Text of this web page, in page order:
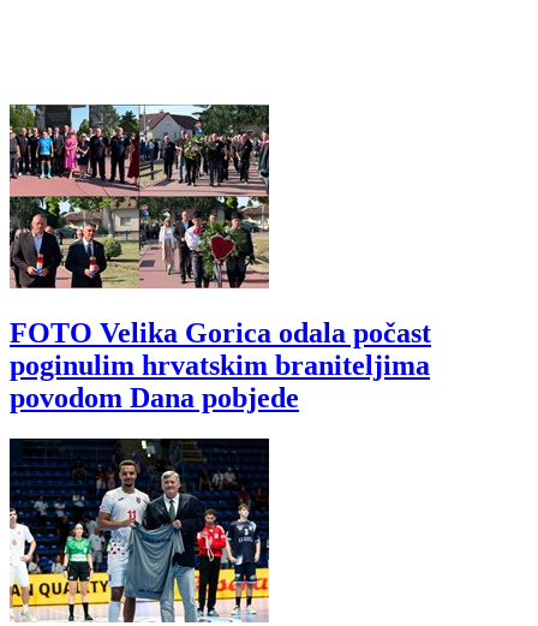
FOTO Velika Gorica odala počast
poginulim hrvatskim braniteljima
povodom Dana pobjede